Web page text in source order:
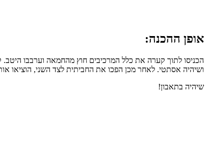
אופן ההכנה:
הכניסו לתוך קערה את כלל המרכיבים חוץ מהחמאה וערבבו
ושיהיה אסתטי. לאחר מכן הפכו את החביתית לצד השני, הוציאו
שיהיה בתאבון!